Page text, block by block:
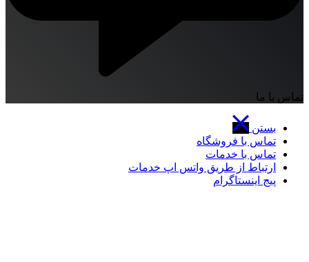
تماس با ما
بستن
تماس با فروشگاه
تماس با خدمات
ارتباط از طریق واتس اپ خدمات
پیج اینستاگرام